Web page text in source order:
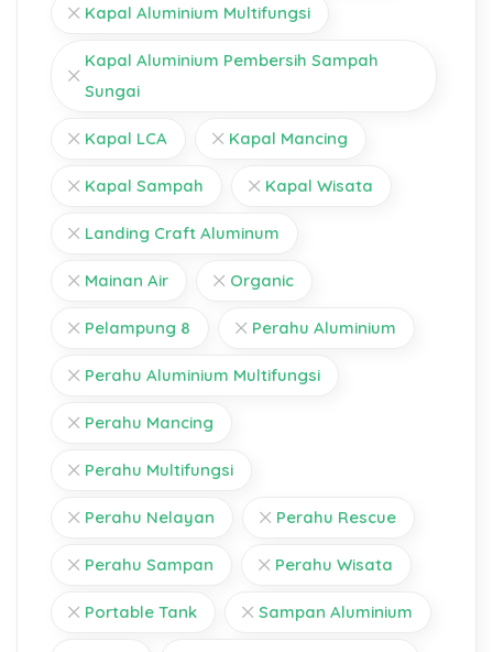
Kapal Aluminium Multifungsi
Kapal Aluminium Pembersih Sampah
Sungai
Kapal LCA Kapal Mancing
Kapal Sampah Kapal Wisata
Landing Craft Aluminum
Mainan Air Organic
Pelampung 8 Perahu Aluminium
Perahu Aluminium Multifungsi
Perahu Mancing
Perahu Multifungsi
Perahu Nelayan Perahu Rescue
Perahu Sampan Perahu Wisata
Portable Tank Sampan Aluminium